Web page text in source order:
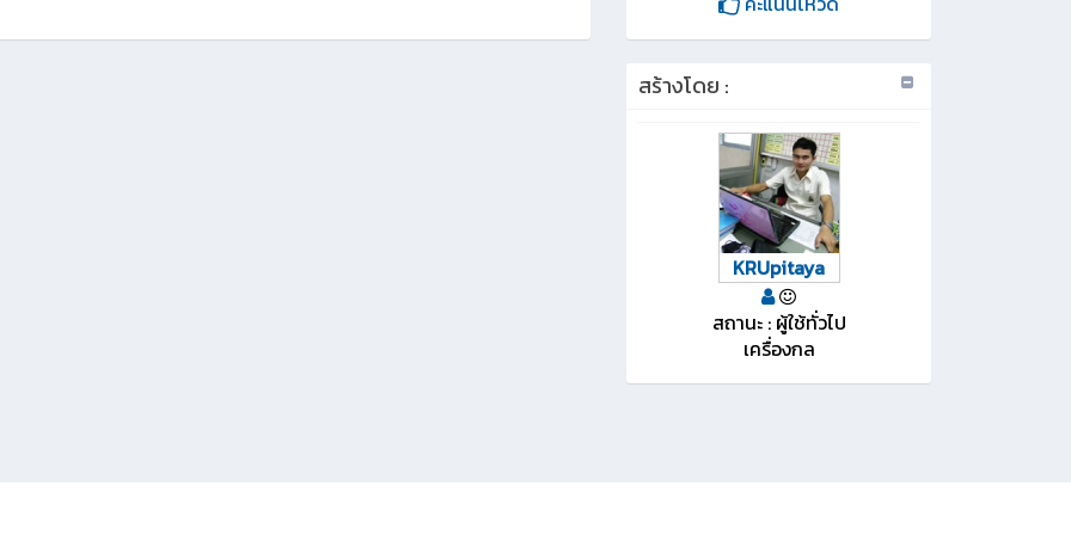
สร้างโดย :
KRUpitaya
สถานะ : ผู้ใช้ทั่วไป
เครื่องกล